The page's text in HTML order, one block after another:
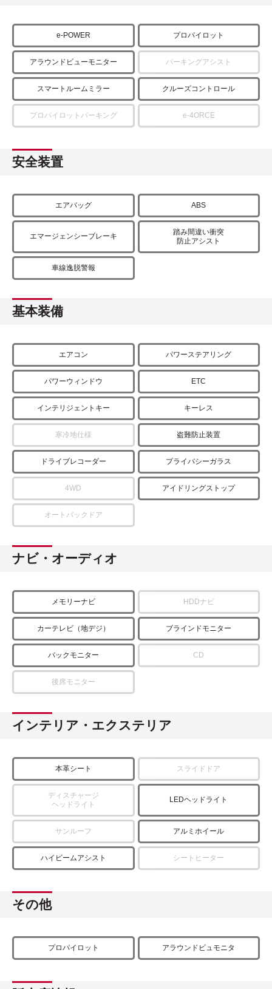
e-POWER プロパイロット
アラウンドビューモニター パーキングアシスト
スマートルームミラー クルーズコントロール
プロパイロットパーキング e-4ORCE
安全装置
エアバッグ ABS
エマージェンシーブレーキ
踏み間違い衝突
防止アシスト
車線逸脱警報
基本装備
エアコン パワーステアリング
パワーウィンドウ ETC
インテリジェントキー キーレス
寒冷地仕様 盗難防止装置
ドライブレコーダー プライバシーガラス
4WD アイドリングストップ
オートバックドア
ナビ・オーディオ
メモリーナビ HDDナビ
カーテレビ（地デジ） ブラインドモニター
バックモニター CD
後席モニター
インテリア・エクステリア
本革シート スライドドア
ディスチャージ
ヘッドライト
LEDヘッドライト
サンルーフ アルミホイール
ハイビームアシスト シートヒーター
その他
プロパイロット アラウンドビュモニタ